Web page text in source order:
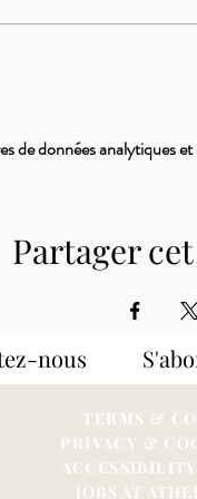
de données analytiques
Partager
nous
TERMS &
PRIVACY &
JOBS AT